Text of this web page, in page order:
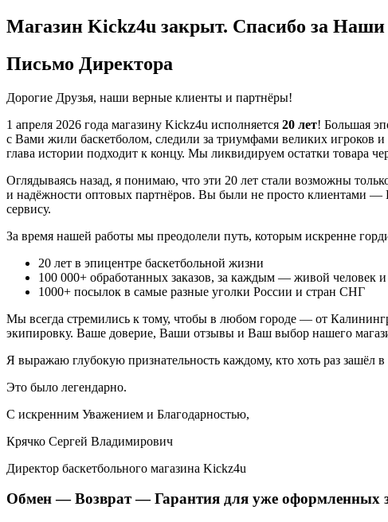
Магазин Kickz4u закрыт. Спасибо за Наши
Письмо Директора
Дорогие Друзья, наши верные клиенты и партнёры!
1 апреля 2026 года магазину Kickz4u исполняется 20 лет! Большая
с Вами жили баскетболом, следили за триумфами великих игроков и
глава истории подходит к концу. Мы ликвидируем остатки товара
Оглядываясь назад, я понимаю, что эти 20 лет стали возможны
и надёжности оптовых партнёров. Вы были не просто клиентами —
сервису.
За время нашей работы мы преодолели путь, которым искренне
20 лет в эпицентре баскетбольной жизни
100 000+ обработанных заказов, за каждым — живой человек
1000+ посылок в самые разные уголки России и стран СНГ
Мы всегда стремились к тому, чтобы в любом городе — от
экипировку. Ваше доверие, Ваши отзывы и Ваш выбор нашего
Я выражаю глубокую признательность каждому, кто хоть раз зашёл
Это было легендарно.
С искренним Уважением и Благодарностью,
Крячко Сергей Владимирович
Директор баскетбольного магазина Kickz4u
Обмен — Возврат — Гарантия для уже оформленных